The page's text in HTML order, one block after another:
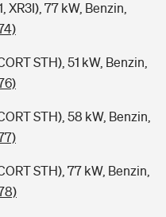
XR3I), 77 kW, Benzin,
STH), 51 kW, Benzin,
STH), 58 kW, Benzin,
STH), 77 kW, Benzin,